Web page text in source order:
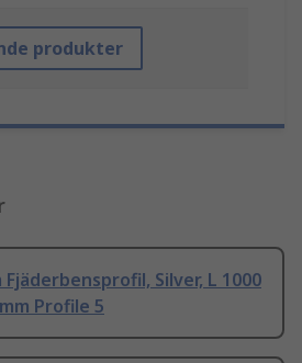
produkter
Fjäderbensprofil, Silver, L 1000
Profile 5